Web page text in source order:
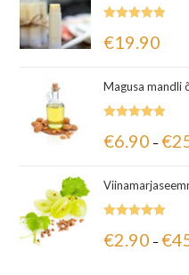
5.00 / 5
€19.90
Magusa mandli
5.00/ 5
€6.90 – €
5.00 / 5
€2.90 – €